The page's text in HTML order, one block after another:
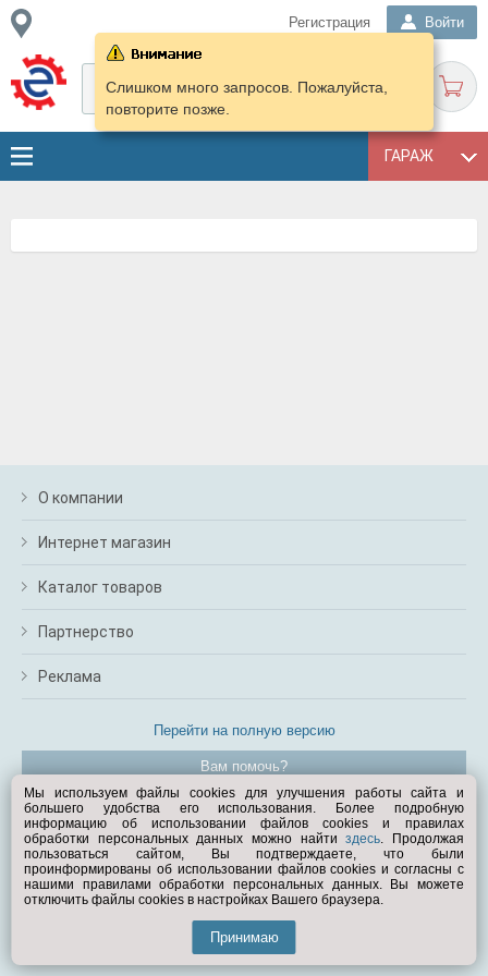
Регистрация Войти
ГАРАЖ
Слишком много запросов. Пожалуйста,
повторите позже.
О компании
Интернет магазин
Каталог товаров
Партнерство
Реклама
Перейти на полную версию
Вам помочь?
© Exist.ru 1998—2026
Мы используем файлы cookies для улучшения работы сайта и
большего удобства его использования. Более подробную
информацию об использовании файлов cookies и правилах
обработки персональных данных можно найтиздесь. Продолжая
пользоваться сайтом, Вы подтверждаете, что были
проинформированы об использовании файлов cookies и согласны с
нашими правилами обработки персональных данных. Вы можете
отключить файлы cookies в настройках Вашего браузера.
Принимаю